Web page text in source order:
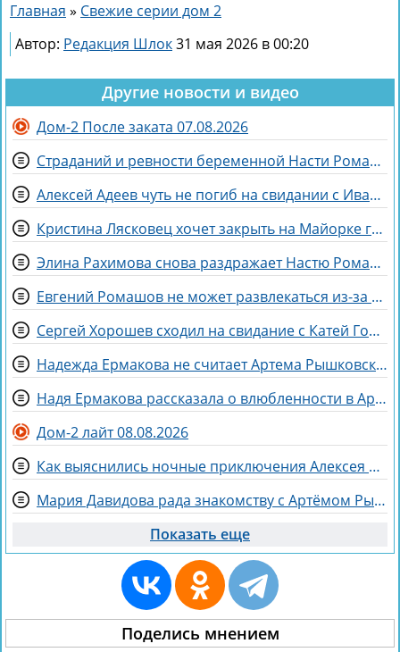
Главная » Свежие серии дом 2
Автор: Редакция Шлок31 мая 2026 в 00:20
Другие новости и видео
Дом-2 После заката 07.08.2026
Страданий и ревности беременной Насти Ромашовой не понимает Яна Фиткевич
Алексей Адеев чуть не погиб на свидании с Иваной Михайличенко
Кристина Лясковец хочет закрыть на Майорке гештальт
Элина Рахимова снова раздражает Настю Ромашову, флиртуя с её мужем Евгением
Евгений Ромашов не может развлекаться из-за беременности жены Анастасии
Сергей Хорошев сходил на свидание с Катей Гориной
Надежда Ермакова не считает Артема Рышковского «таблеткой» от неудачных отношений
Надя Ермакова рассказала о влюбленности в Артёма Рышковского
Дом-2 лайт 08.08.2026
Как выяснились ночные приключения Алексея Адеева, спасающего мир поэзией
Мария Давидова рада знакомству с Артёмом Рышковским на доме 2
Показать еще
Поделись мнением